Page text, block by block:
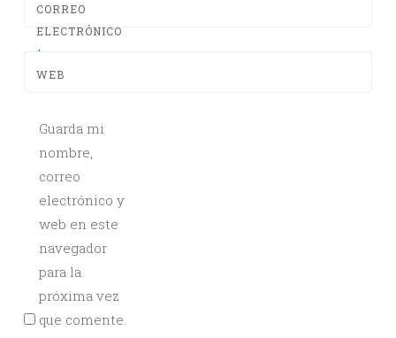
CORREO
ELECTRÓNICO
*
WEB
Guarda mi
nombre,
correo
electrónico y
web en este
navegador
para la
próxima vez
que comente.